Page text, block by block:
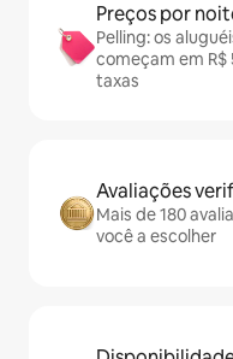
Preços por
Pelling: os
começam em R$
taxas
Avaliações
Mais de 180
você a escolher